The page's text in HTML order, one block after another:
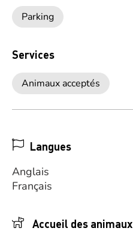
Parking
Services
Animaux acceptés
Langues
Anglais
Français
Accueil des animaux